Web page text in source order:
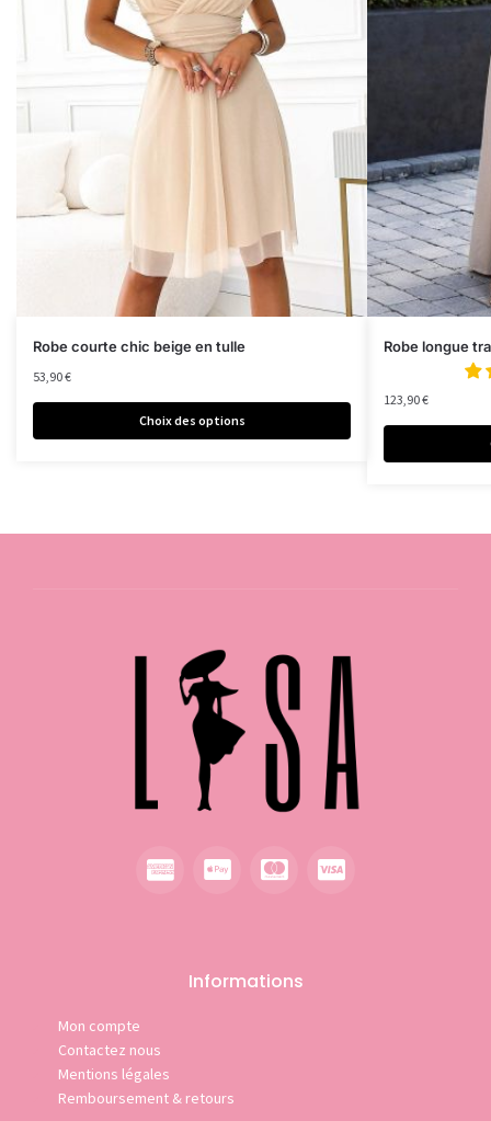
Robe courte chic beige en tulle
53,90€
Choix des options
Robe longue
123,90€
Informations
Mon compte
Contactez nous
Mentions légales
Remboursement & retours